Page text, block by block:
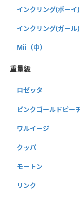
インクリング(ボーイ)
インクリング(ガール)
Mii（中）
重量級
ロゼッタ
ピンクゴールドピー
ワルイージ
クッパ
モートン
リンク